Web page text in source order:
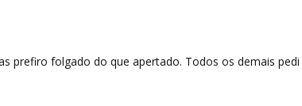
prefiro folgado do que apertado. Todos os demais pedi